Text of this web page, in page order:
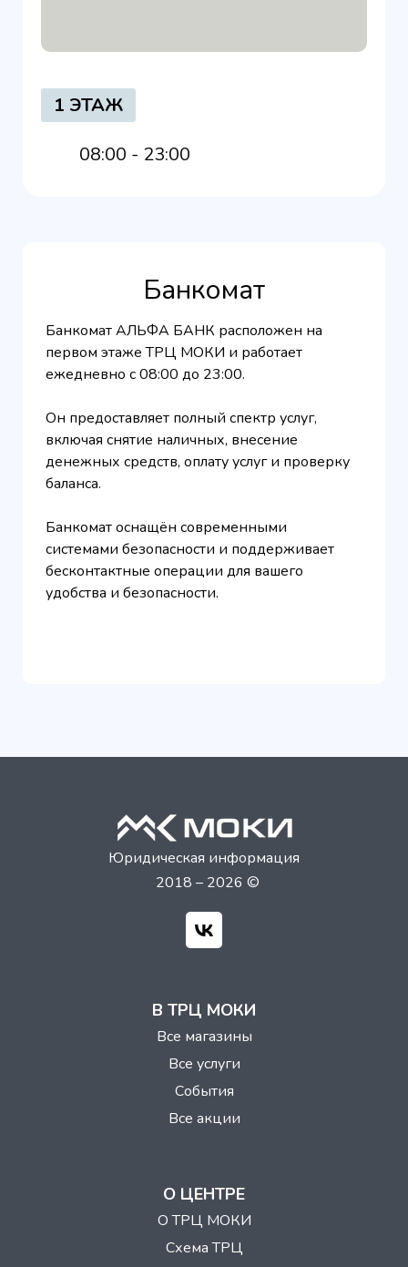
1 ЭТАЖ
08:00 - 23:00
Банкомат
БанкоматАЛЬФА БАНК расположен на
первом этаже ТРЦ МОКИ и работает
ежедневно с 08:00 до 23:00.
Он предоставляет полный спектр услуг,
включая снятие наличных, внесение
денежных средств, оплату услуг и проверку
баланса.
Банкомат оснащён современными
системами безопасности и поддерживает
бесконтактные операции для вашего
удобства и безопасности.
Юридическая информация
2018 – 2026 ©
В ТРЦ МОКИ
Все магазины
Все услуги
События
Все акции
О ЦЕНТРЕ
О ТРЦ МОКИ
Схема ТРЦ